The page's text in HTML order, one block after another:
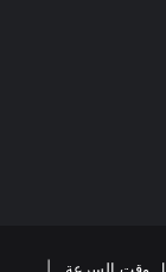
وقت السرعة